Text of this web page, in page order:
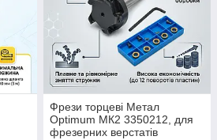
Фрези торцеві Метал
Optimum МК2 3350212, для
фрезерних верстатів